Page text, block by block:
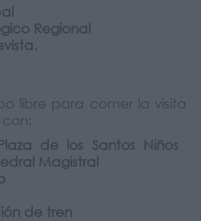
Regional
libre para comer la visita
de los Santos Niños
Magistral
de tren